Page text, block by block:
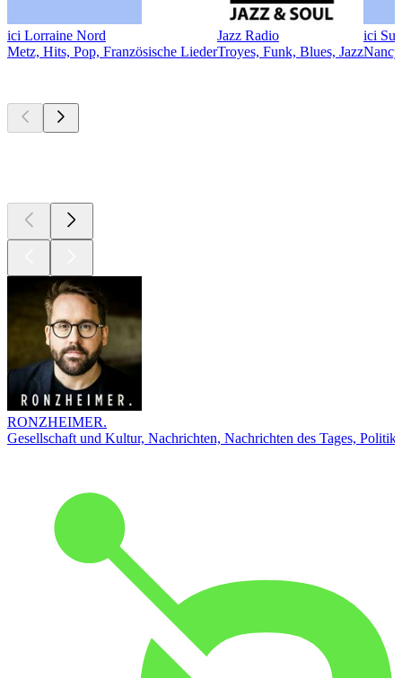
ici Lorraine Nord
Metz, Hits, Pop, Französische Lieder
Jazz Radio
Troyes, Funk, Blues, Jazz
ici
RONZHEIMER.
Gesellschaft und Kultur, Nachrichten, Nachrichten des Tages, Politik